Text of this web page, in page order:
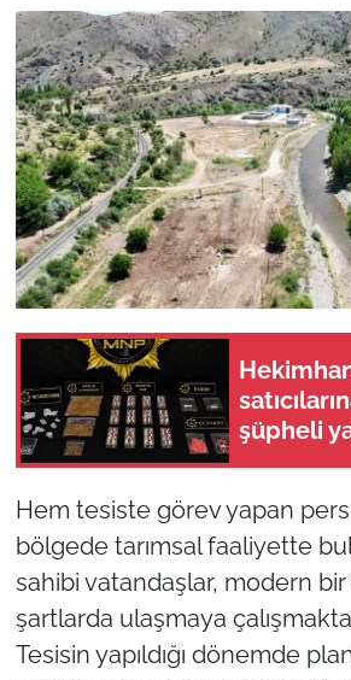
şüpheli
Hem tesiste görev yapan
bölgede tarımsal faaliyette
sahibi vatandaşlar, modern
şartlarda ulaşmaya
Tesisin yapıldığı dönemde